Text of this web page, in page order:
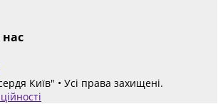
Київ" • Усі права захищені.